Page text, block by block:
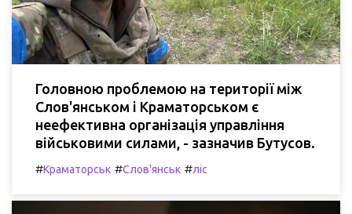
Головною проблемою на території між
Слов'янськом і Краматорськом є
неефективна організація управління
військовими силами, - зазначив Бутусов.
#Краматорськ #Слов'янськ #ліс